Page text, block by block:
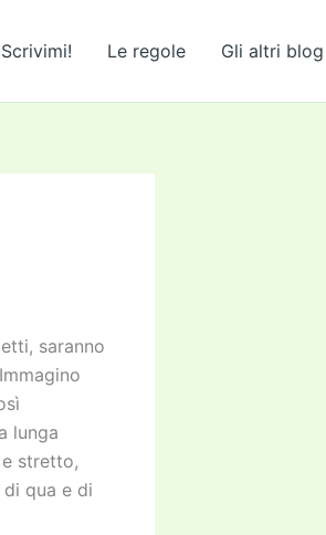
Scrivimi! Le regole Gli altri blog
saranno
lunga
stretto,
qua e di